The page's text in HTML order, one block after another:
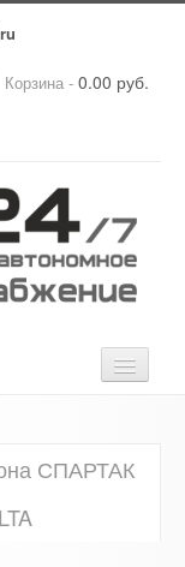
Корзина - 0.00 руб.
СПАРТАК